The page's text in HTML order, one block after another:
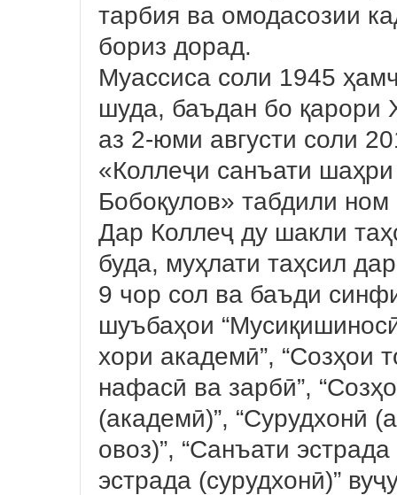
тарбия ва омодасозии
бориз дорад.
Муассиса соли 1945
шуда, баъдан бо қарори
аз 2-юми августи соли
«Коллеҷи санъати
Бобоқулов» табдили ном
Дар Коллеҷ ду шакли
буда, муҳлати таҳсил
9 чор сол ва баъди
шуъбаҳои
хори академӣ”, “Созҳои
нафасӣ ва зарбӣ”,
(академӣ)”, “Сурудхонӣ
овоз)”, “Санъати
эстрада (сурудхонӣ)”